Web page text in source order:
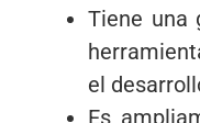
Tiene una
el
Es